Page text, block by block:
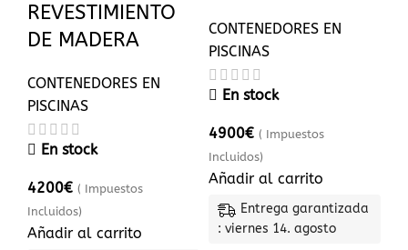
REVESTIMIENTO
DE MADERA
CONTENEDORES EN
PISCINAS
En stock
4200€ ( Impuestos
Incluidos)
Añadir al carrito
CONTENEDORES EN
PISCINAS
En stock
4900€ ( Impuestos
Incluidos)
Añadir al carrito
Entrega garantizada
: viernes 14. agosto